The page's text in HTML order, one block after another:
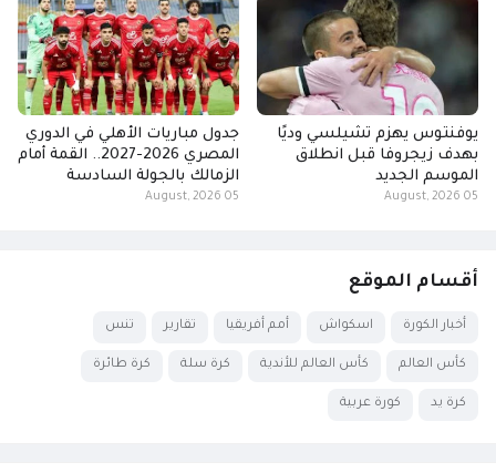
يوفنتوس يهزم تشيلسي وديًا
بهدف زيجروفا قبل انطلاق
الموسم الجديد
05 August, 2026
جدول مباريات الأهلي في الدوري
المصري 2026-2027.. القمة أمام
الزمالك بالجولة السادسة
05 August, 2026
أقسام الموقع
أخبار الكورة اسكواش أمم أفريقيا تقارير تنس
كأس العالم كأس العالم للأندية كرة سلة كرة طائرة
كرة يد كورة عربية